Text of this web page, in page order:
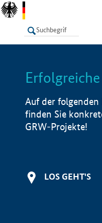
LISTE
Auf der
finden Sie
GRW-Projekte!
LOS GEHT'S